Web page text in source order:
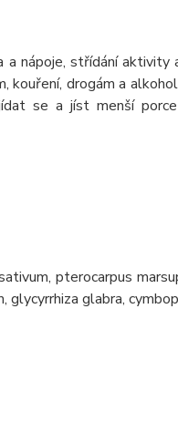
a nápoje, střídání
drogám a
se a jíst menší
pterocarpus
glycyrrhiza glabra,